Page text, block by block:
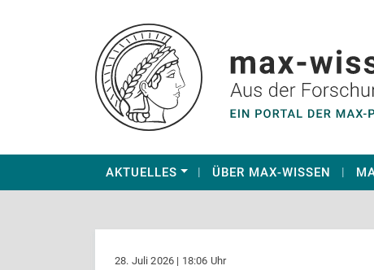
AKTUELLES ÜBER MAX-WISSEN
28. Juli 2026 | 18:06 Uhr